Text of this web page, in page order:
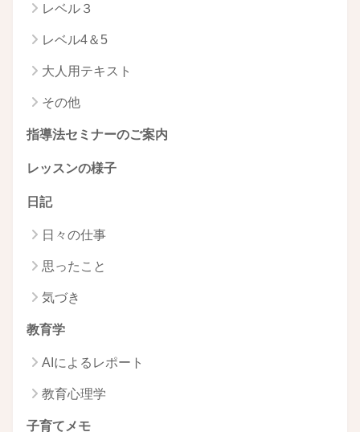
レベル３
レベル4＆5
大人用テキスト
その他
指導法セミナーのご案内
レッスンの様子
日記
日々の仕事
思ったこと
気づき
教育学
AIによるレポート
教育心理学
子育てメモ